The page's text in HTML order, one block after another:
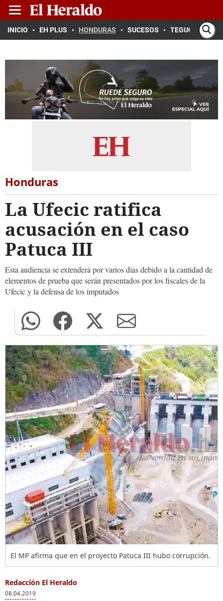
INICIO EH PLUS HONDURAS SUCESOS TEGUCIGALPA
Honduras
La Ufecic ratifica
acusación en el caso
Patuca III
Esta audiencia se extenderá por varios días debido a la cantidad de
elementos de prueba que serán presentados por los fiscales de la
Ufecic y la defensa de los imputados
El MP afirma que en el proyecto Patuca III hubo corrupción.
Redacción El Heraldo
08.04.2019